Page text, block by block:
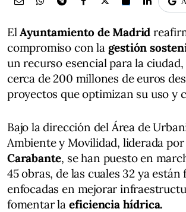
ElAyuntamiento de Madrid
compromiso con la gestión
un recurso esencial para la
cerca de 200 millones de euros
proyectos que optimizan su uso y
Bajo la dirección del Área de
Ambiente y Movilidad, liderada por
Carabante, se han puesto en
45 obras, de las cuales 32 ya están
enfocadas en mejorar
fomentar la eficiencia hídrica.